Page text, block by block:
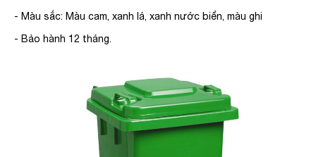
- Màu sắc: Màu cam, xanh lá, xanh nước biển, màu ghi
- Bảo hành 12 tháng.